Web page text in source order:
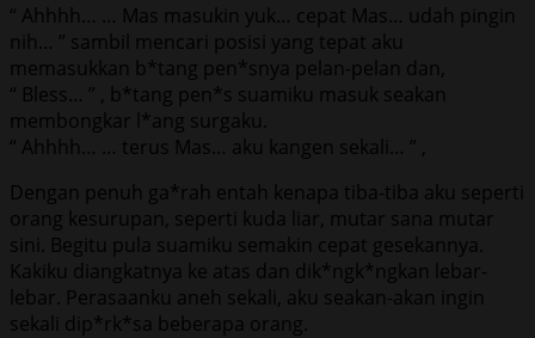
“ Ahhhh… … Mas masukin yuk… cepat Mas… udah pingin
nih… ” sambil mencari posisi yang tepat aku
memasukkan b*tang pen*snya pelan-pelan dan,
“ Bless… ” , b*tang pen*s suamiku masuk seakan
membongkar l*ang surgaku.
“ Ahhhh… … terus Mas… aku kangen sekali… ” ,
Dengan penuh ga*rah entah kenapa tiba-tiba aku seperti
orang kesurupan, seperti kuda liar, mutar sana mutar
sini. Begitu pula suamiku semakin cepat gesekannya.
Kakiku diangkatnya ke atas dan dik*ngk*ngkan lebar-
lebar. Perasaanku aneh sekali, aku seakan-akan ingin
sekali dip*rk*sa beberapa orang.